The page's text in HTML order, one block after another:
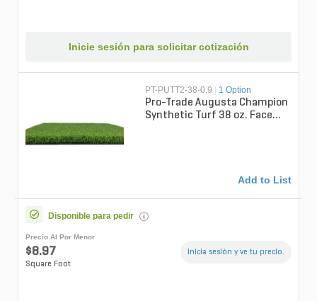
Inicie sesión para solicitar cotización
PT-PUTT2-38-0.9 1 Option
Pro-Trade Augusta Champion
Synthetic Turf 38 oz. Face
Add to List
Disponible para pedir
Precio Al Por Menor
$8.97
Square Foot
Inicia sesión y ve tu precio.